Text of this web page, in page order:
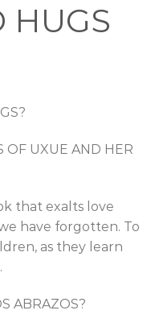
HUGS
OF UXUE AND HER
that exalts love
have forgotten. To
as they learn
ABRAZOS?